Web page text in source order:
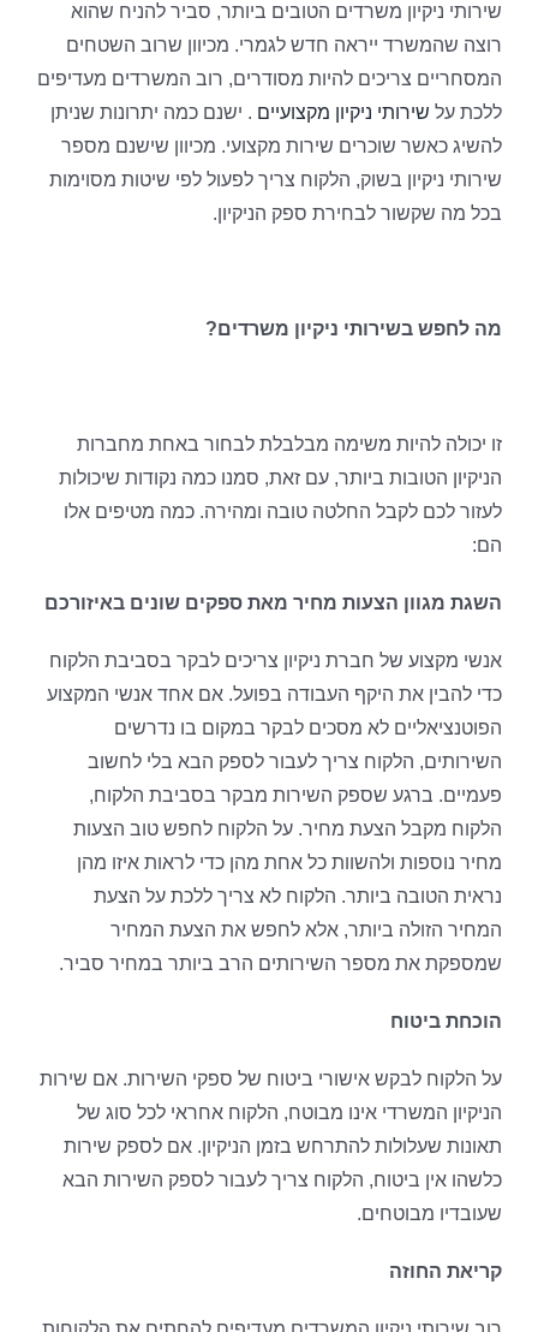
שירותי ניקיון משרדים הטובים ביותר, סביר להניח שהוא
רוצה שהמשרד ייראה חדש לגמרי. מכיוון שרוב השטחים
המסחריים צריכים להיות מסודרים, רוב המשרדים מעדיפים
ללכת על שירותי ניקיון מקצועיים . ישנם כמה יתרונות שניתן
להשיג כאשר שוכרים שירות מקצועי. מכיוון שישנם מספר
שירותי ניקיון בשוק, הלקוח צריך לפעול לפי שיטות מסוימות
בכל מה שקשור לבחירת ספק הניקיון.
מה לחפש בשירותי ניקיון משרדים?
זו יכולה להיות משימה מבלבלת לבחור באחת מחברות
הניקיון הטובות ביותר, עם זאת, סמנו כמה נקודות שיכולות
לעזור לכם לקבל החלטה טובה ומהירה. כמה מטיפים אלו
הם:
השגת מגוון הצעות מחיר מאת ספקים שונים באיזורכם
אנשי מקצוע של חברת ניקיון צריכים לבקר בסביבת הלקוח
כדי להבין את היקף העבודה בפועל. אם אחד אנשי המקצוע
הפוטנציאליים לא מסכים לבקר במקום בו נדרשים
השירותים, הלקוח צריך לעבור לספק הבא בלי לחשוב
פעמיים. ברגע שספק השירות מבקר בסביבת הלקוח,
הלקוח מקבל הצעת מחיר. על הלקוח לחפש טוב הצעות
מחיר נוספות ולהשוות כל אחת מהן כדי לראות איזו מהן
נראית הטובה ביותר. הלקוח לא צריך ללכת על הצעת
המחיר הזולה ביותר, אלא לחפש את הצעת המחיר
שמספקת את מספר השירותים הרב ביותר במחיר סביר.
הוכחת ביטוח
על הלקוח לבקש אישורי ביטוח של ספקי השירות. אם שירות
הניקיון המשרדי אינו מבוטח, הלקוח אחראי לכל סוג של
תאונות שעלולות להתרחש בזמן הניקיון. אם לספק שירות
כלשהו אין ביטוח, הלקוח צריך לעבור לספק השירות הבא
שעובדיו מבוטחים.
קריאת החוזה